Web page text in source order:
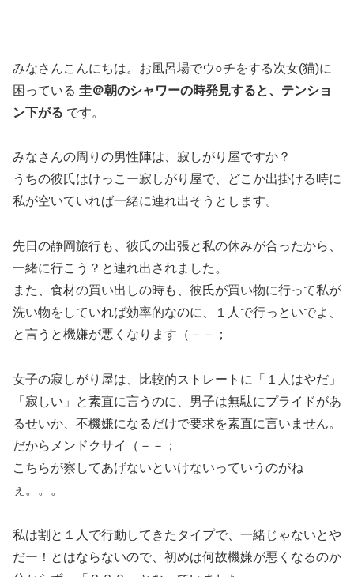
みなさんこんにちは。お風呂場でウ○チをする次女(猫)に
困っている 圭＠朝のシャワーの時発見すると、テンショ
ン下がる です。
みなさんの周りの男性陣は、寂しがり屋ですか？
うちの彼氏はけっこー寂しがり屋で、どこか出掛ける時に
私が空いていれば一緒に連れ出そうとします。
先日の静岡旅行も、彼氏の出張と私の休みが合ったから、
一緒に行こう？と連れ出されました。
また、食材の買い出しの時も、彼氏が買い物に行って私が
洗い物をしていれば効率的なのに、１人で行っといでよ、
と言うと機嫌が悪くなります（－－；
女子の寂しがり屋は、比較的ストレートに「１人はやだ」
「寂しい」と素直に言うのに、男子は無駄にプライドがあ
るせいか、不機嫌になるだけで要求を素直に言いません。
だからメンドクサイ（－－；
こちらが察してあげないといけないっていうのがね
ぇ。。。
私は割と１人で行動してきたタイプで、一緒じゃないとや
だー！とはならないので、初めは何故機嫌が悪くなるのか